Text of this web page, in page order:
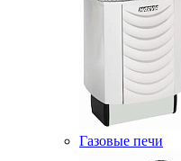
Газовые печи